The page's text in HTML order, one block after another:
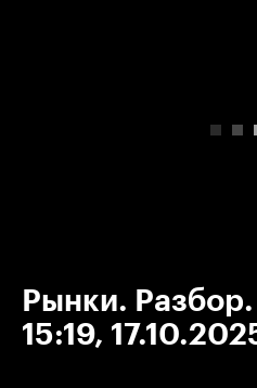
Рынки.
15:19,